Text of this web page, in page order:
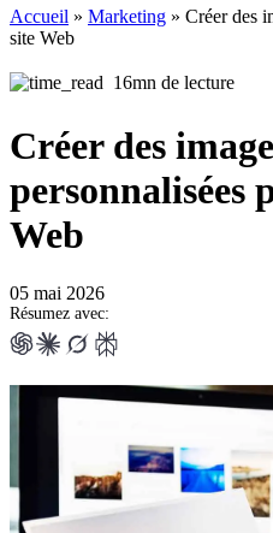
Accueil » Marketing » Créer des
site Web
16mn de lecture
Créer des
personnalisées
Web
05 mai 2026
Résumez avec: